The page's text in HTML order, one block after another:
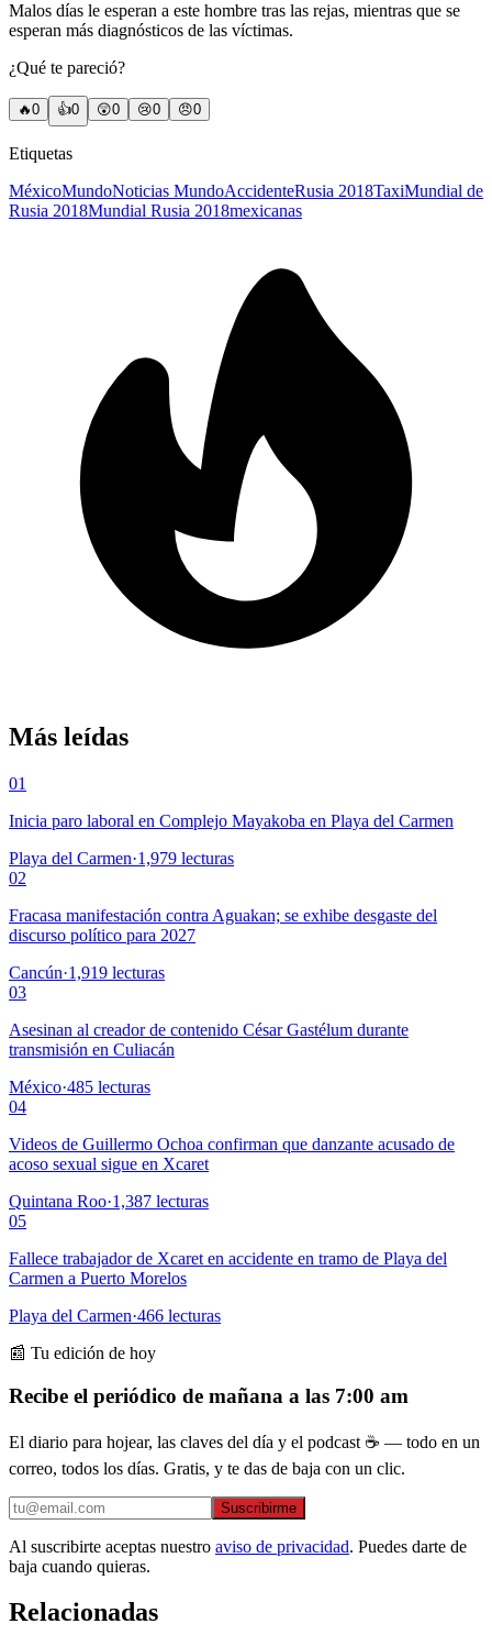
Malos días le esperan a este hombre tras las rejas, mientras que se
esperan más diagnósticos de las víctimas.
¿Qué te pareció?
🔥0 👍0 😲0 😢0 😠0
Etiquetas
MéxicoMundoNoticias MundoAccidenteRusia 2018TaxiMundial de
Rusia 2018Mundial Rusia 2018mexicanas
Más leídas
01
Inicia paro laboral en Complejo Mayakoba en Playa del Carmen
Playa del Carmen·1,979 lecturas
02
Fracasa manifestación contra Aguakan; se exhibe desgaste del
discurso político para 2027
Cancún·1,919 lecturas
03
Asesinan al creador de contenido César Gastélum durante
transmisión en Culiacán
México·485 lecturas
04
Videos de Guillermo Ochoa confirman que danzante acusado de
acoso sexual sigue en Xcaret
Quintana Roo·1,387 lecturas
05
Fallece trabajador de Xcaret en accidente en tramo de Playa del
Carmen a Puerto Morelos
Playa del Carmen·466 lecturas
📰 Tu edición de hoy
Recibe el periódico de mañana a las 7:00 am
El diario para hojear, las claves del día y el podcast ☕ — todo en un
correo, todos los días. Gratis, y te das de baja con un clic.
Suscribirme
Al suscribirte aceptas nuestro aviso de privacidad. Puedes darte de
baja cuando quieras.
Relacionadas